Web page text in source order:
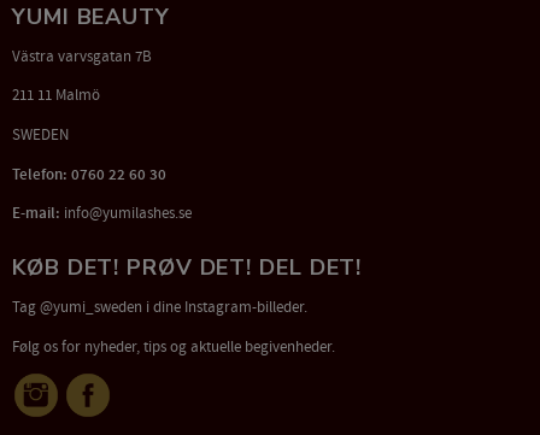
YUMI BEAUTY
Västra varvsgatan 7B
211 11 Malmö
SWEDEN
Telefon: 0760 22 60 30
E-mail: info@yumilashes.se
KØB DET! PRØV DET! DEL DET!
Tag @yumi_sweden i dine Instagram-billeder.
Følg os for nyheder, tips og aktuelle begivenheder.